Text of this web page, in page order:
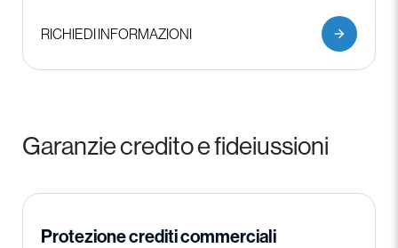
RICHIEDI INFORMAZIONI
Garanzie credito e fideiussioni
Protezione crediti commerciali